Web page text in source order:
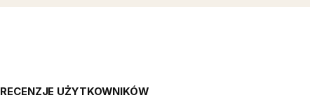
RECENZJE UŻYTKOWNIKÓW